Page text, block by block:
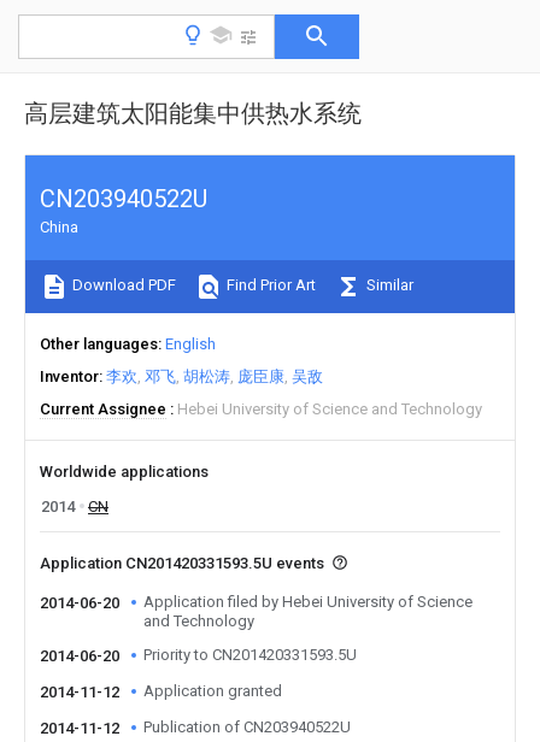
高层建筑太阳能集中供热水系统
CN203940522U
China
Download PDF Find Prior Art Similar
Other languages English
Inventor 李欢 邓飞 胡松涛 庞臣康 吴敌
Current Assignee
Hebei University of Science and Technology
Worldwide applications
2014
CN
Application CN201420331593.5U events
2014-06-20
Application filed by Hebei University of Science
and Technology
2014-06-20
Priority to CN201420331593.5U
2014-11-12 Application granted
2014-11-12 Publication of CN203940522U